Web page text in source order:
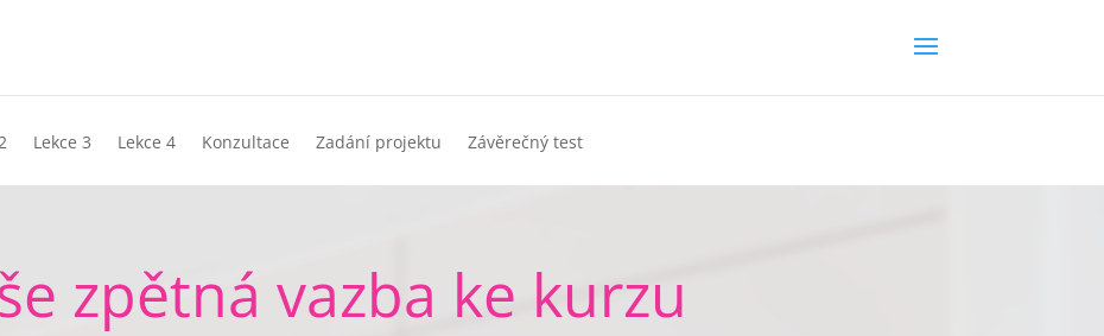
Lekce 3 Lekce 4 Konzultace Zadání projektu Závěrečný test
zpětná vazba ke kurzu